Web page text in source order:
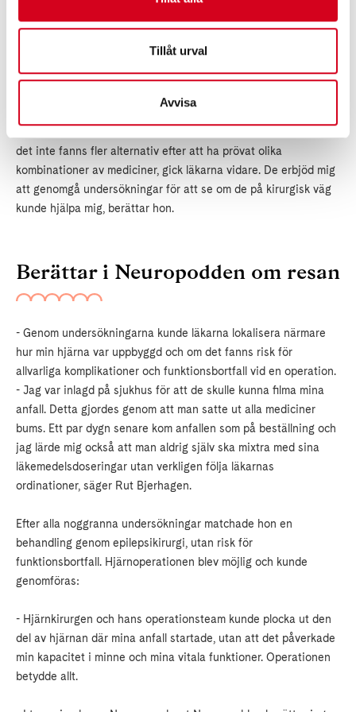
Tillåt urval
Avvisa
Bjerhagen, berodde på att hon efter fyra decennier blivit
det inte fanns fler alternativ efter att ha prövat olika
kombinationer av mediciner, gick läkarna vidare. De erbjöd mig
att genomgå undersökningar för att se om de på kirurgisk väg
kunde hjälpa mig, berättar hon.
Berättar i Neuropodden om resan
- Genom undersökningarna kunde läkarna lokalisera närmare
hur min hjärna var uppbyggd och om det fanns risk för
allvarliga komplikationer och funktionsbortfall vid en operation.
- Jag var inlagd på sjukhus för att de skulle kunna filma mina
anfall. Detta gjordes genom att man satte ut alla mediciner
bums. Ett par dygn senare kom anfallen som på beställning och
jag lärde mig också att man aldrig själv ska mixtra med sina
läkemedelsdoseringar utan verkligen följa läkarnas
ordinationer, säger Rut Bjerhagen.
Efter alla noggranna undersökningar matchade hon en
behandling genom epilepsikirurgi, utan risk för
funktionsbortfall. Hjärnoperationen blev möjlig och kunde
genomföras:
- Hjärnkirurgen och hans operationsteam kunde plocka ut den
del av hjärnan där mina anfall startade, utan att det påverkade
min kapacitet i minne och mina vitala funktioner. Operationen
betydde allt.